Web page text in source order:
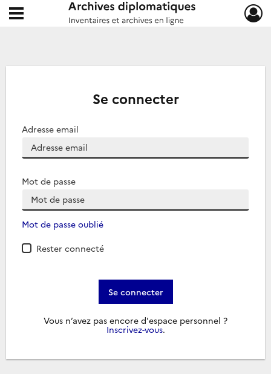
Archives diplomatiques
Ouvrir le menu déroulant
Se connecter
Adresse email
Mot de passe
Mot de passe oublié
Rester connecté
Se connecter
Vous n’avez pas encore d'espace personnel ?
Inscrivez-vous.